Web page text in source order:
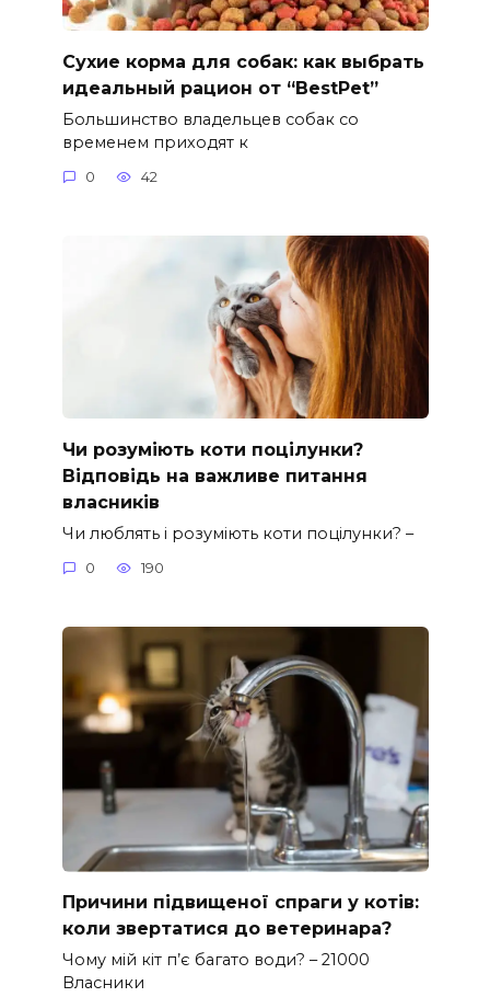
Сухие корма для собак: как выбрать
идеальный рацион от “BestPet”
Большинство владельцев собак со
временем приходят к
0 42
Чи розуміють коти поцілунки?
Відповідь на важливе питання
власників
Чи люблять і розуміють коти поцілунки? –
0 190
Причини підвищеної спраги у котів:
коли звертатися до ветеринара?
Чому мій кіт п’є багато води? – 21000
Власники